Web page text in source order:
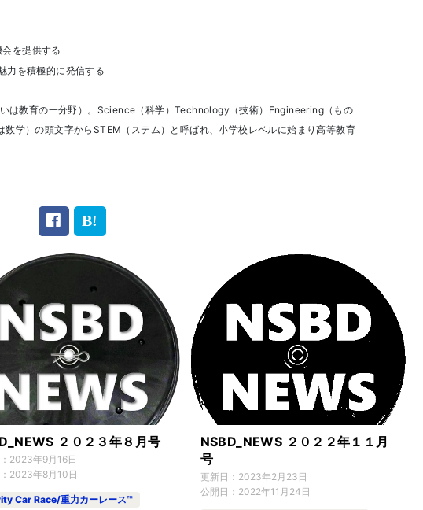
を提供する
を積極的に発信する
は教育の一分野）。Science（科学）Technology（技術）Engineering（もの
学）の頭文字からSTEM（ステム）と呼ばれ、小学校レベルに始まり高等教育
２０２３年８月号
2023年9月16日
2023年8月10日
Car Race/重力カーレース™
NSBD_NEWS ２０２２年１１月
号
更新日： 2023年2月23日
公開日： 2022年11月24日